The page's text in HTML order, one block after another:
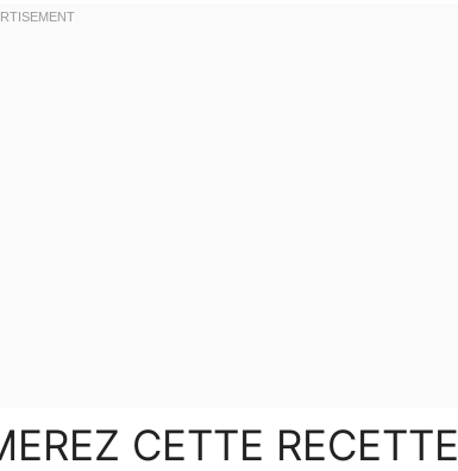
CETTE RECETTE